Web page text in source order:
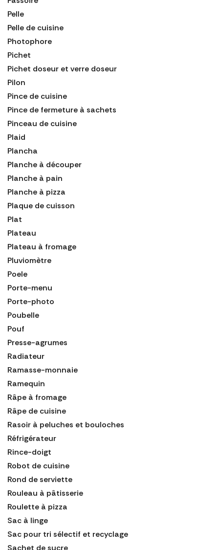
Pelle
Pelle de cuisine
Photophore
Pichet
Pichet doseur et verre doseur
Pilon
Pince de cuisine
Pince de fermeture à sachets
Pinceau de cuisine
Plaid
Plancha
Planche à découper
Planche à pain
Planche à pizza
Plaque de cuisson
Plat
Plateau
Plateau à fromage
Pluviomètre
Poele
Porte-menu
Porte-photo
Poubelle
Pouf
Presse-agrumes
Radiateur
Ramasse-monnaie
Ramequin
Râpe à fromage
Râpe de cuisine
Rasoir à peluches et bouloches
Réfrigérateur
Rince-doigt
Robot de cuisine
Rond de serviette
Rouleau à pâtisserie
Roulette à pizza
Sac à linge
Sac pour tri sélectif et recyclage
Sachet de sucre